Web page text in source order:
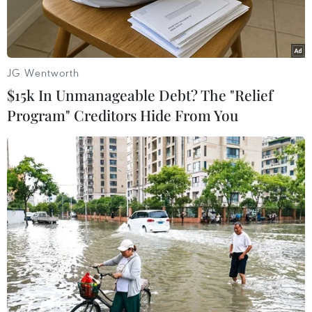
Đại sứ Bùi Văn Nghị phát biểu tại sự kiện. (Ảnh: Đại sứ quán
Việt Nam tại Brazil)
Đại sứ quán Việt Nam tại Brazil ngày 17/6 đã tổ
chức hội thảo "Việt Nam - Brazil 2026: Tăng
cường hợp tác trong lĩnh vực năng lượng tái
JG Wentworth
$15k In Unmanageable Debt? The "Relief
Program" Creditors Hide From You